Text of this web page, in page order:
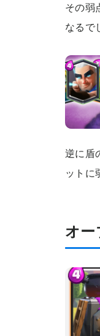
その弱
なるで
逆に盾
ットに
オ